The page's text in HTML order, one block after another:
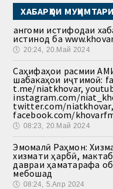
ХАБАРҲОИ
Ҳангоми истифодаи
истинод ба
🕔 20:24, 20.Май 2024
Саҳифаҳои расмии
шабакаҳои иҷтимоӣ:
t.me/niatkhovar,
instagram.com/
twitter.com/
facebook.com/
🕔 08:23, 20.Май 2024
Эмомалӣ Раҳмон:
хизмати ҳарбӣ,
давраи ҳаматарафа
мебошад
🕔 08:24, 5.Апр 2024